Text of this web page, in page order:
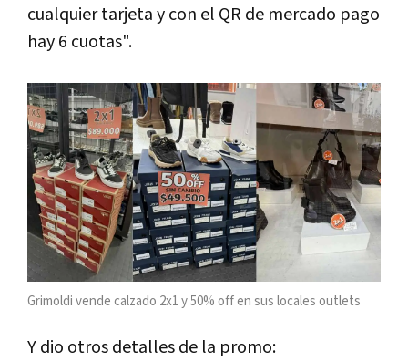
cualquier tarjeta y con el QR de mercado pago
hay 6 cuotas".
Grimoldi vende calzado 2x1 y 50% off en sus locales outlets
Y dio otros detalles de la promo: